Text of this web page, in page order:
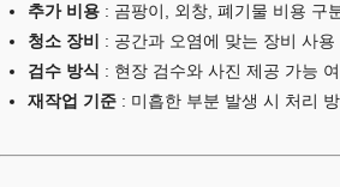
추가 비용 : 곰팡이, 외창, 폐기물 비용 구
청소 장비
: 공간과 오염에 맞는 장비 사용
검수 방식 : 현장 검수와 사진 제공 가능
재작업 기준 : 미흡한 부분 발생 시 처리